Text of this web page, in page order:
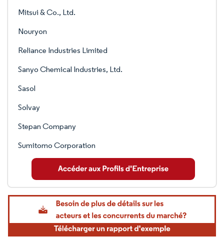
Mitsui & Co., Ltd.
Nouryon
Reliance Industries Limited
Sanyo Chemical Industries, Ltd.
Sasol
Solvay
Stepan Company
Sumitomo Corporation